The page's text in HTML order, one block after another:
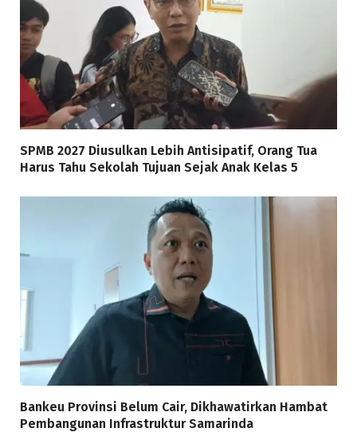
SPMB 2027 Diusulkan Lebih Antisipatif, Orang Tua
Harus Tahu Sekolah Tujuan Sejak Anak Kelas 5
Bankeu Provinsi Belum Cair, Dikhawatirkan Hambat
Pembangunan Infrastruktur Samarinda